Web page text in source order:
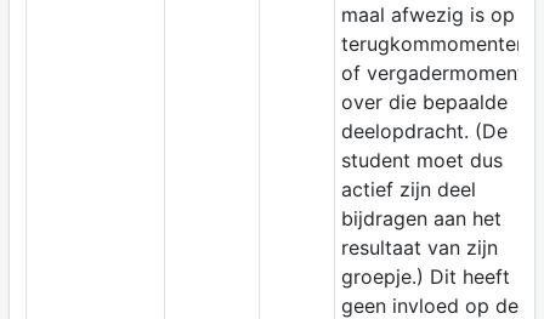
maal afwezig is op
terugkommomenten,
of
over die bepaalde
deelopdracht. (De
student moet dus
actief zijn deel
bijdragen aan het
resultaat van zijn
groepje.) Dit heeft
geen invloed op de